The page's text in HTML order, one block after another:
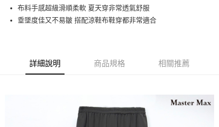
布料手感超級滑順柔軟 夏天穿非常透氣舒服
垂墜度佳又不易皺 搭配涼鞋布鞋穿都非常適合
詳細說明 商品規格 相關推薦